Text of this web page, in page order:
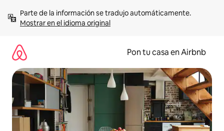
contenidoMostrar en el idioma original
Pon tu casa en Airbnb